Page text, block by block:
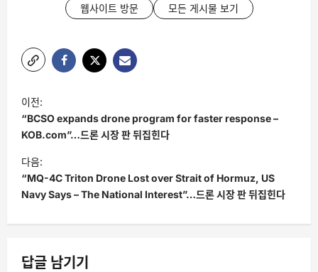
웹사이트 방문 모든 게시물 보기
글
탐
색
이전:
“BCSO expands drone program for faster response –
KOB.com”…드론 시장 판 뒤집힌다
다음:
“MQ-4C Triton Drone Lost over Strait of Hormuz, US
Navy Says – The National Interest”…드론 시장 판 뒤집힌다
답글 남기기